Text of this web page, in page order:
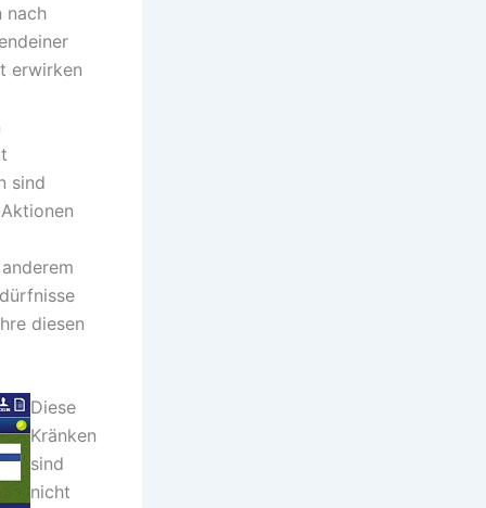
nach
erwirken
sind
diesen
Diese
Kränken
sind
nicht